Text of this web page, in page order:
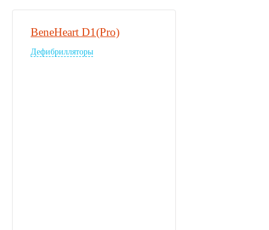
BeneHeart D1(Pro)
Дефибрилляторы